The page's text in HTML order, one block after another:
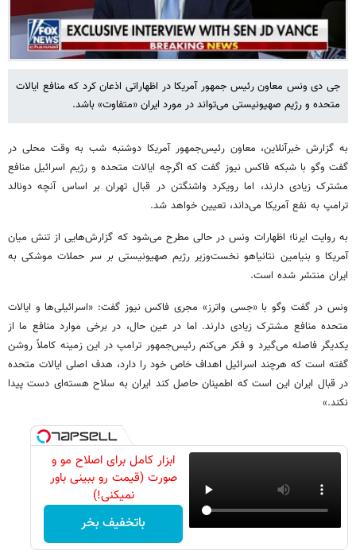
جی دی ونس معاون رئیس جمهور آمریکا در اظهاراتی اذعان کرد که منافع ایالات
متحده و رژیم صهیونیستی می‌تواند در مورد ایران «متفاوت» باشد.
به گزارش خبرآنلاین، معاون رئیس‌جمهور آمریکا دوشنبه شب به وقت محلی در
گفت وگو با شبکه فاکس نیوز گفت که اگرچه ایالات متحده و رژیم اسرائیل منافع
مشترک زیادی دارند، اما رویکرد واشنگتن در قبال تهران بر اساس آنچه دونالد
ترامپ به نفع آمریکا می‌داند، تعیین خواهد شد.
به روایت ایرنا؛ اظهارات ونس در حالی مطرح می‌شود که گزارش‌هایی از تنش میان
آمریکا و بنیامین نتانیاهو نخست‌وزیر رژیم صهیونیستی بر سر حملات موشکی به
ایران منتشر شده است.
ونس در گفت‌ وگو با «جسی واترز» مجری فاکس نیوز گفت: «اسرائیلی‌ها و ایالات
متحده منافع مشترک زیادی دارند. اما در عین حال، در برخی موارد منافع ما از
یکدیگر فاصله می‌گیرد و فکر می‌کنم رئیس‌جمهور ترامپ در این زمینه کاملاً روشن
گفته است که هرچند اسرائیل اهداف خاص خود را دارد، هدف اصلی ایالات متحده
در قبال ایران این است که اطمینان حاصل کند ایران به سلاح هسته‌ای دست پیدا
نکند.»
ابزار کامل برای اصلاح مو و
صورت (قیمت رو ببینی باور
نمیکنی!)
باتخفیف بخر